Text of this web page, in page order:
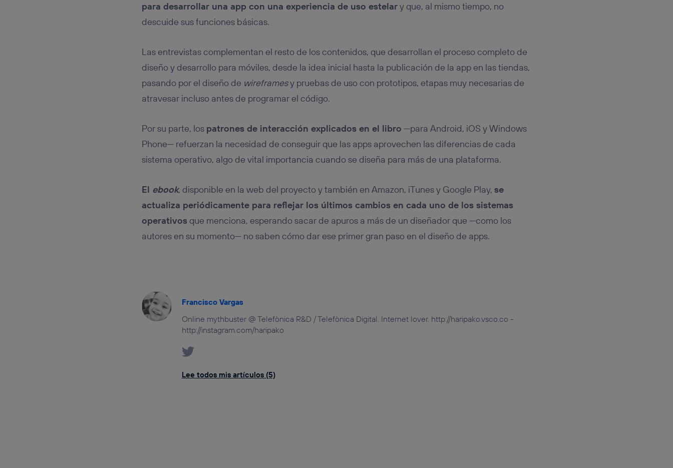
para desarrollar una app con una experiencia de uso estelary que, al mismo tiempo, no
descuide sus funciones básicas.
Las entrevistas complementan el resto de los contenidos, que desarrollan el proceso completo de
diseño y desarrollo para móviles, desde la idea inicial hasta la publicación de la app en las tiendas,
pasando por el diseño de wireframesy pruebas de uso con prototipos, etapas muy necesarias de
atravesar incluso antes de programar el código.
Por su parte, los patrones de interacción explicados en el libro —para Android, iOS y Windows
Phone— refuerzan la necesidad de conseguir que las apps aprovechen las diferencias de cada
sistema operativo, algo de vital importancia cuando se diseña para más de una plataforma.
El ebook, disponible en la web del proyecto y también en Amazon, iTunes y Google Play, se
actualiza periódicamente para reflejar los últimos cambios en cada uno de los sistemas
operativosque menciona, esperando sacar de apuros a más de un diseñador que —como los
autores en su momento— no saben cómo dar ese primer gran paso en el diseño de apps.
Francisco Vargas
Online mythbuster @ Telefònica R&D / Telefònica Digital. Internet lover. http://haripako.vsco.co -
http://instagram.com/haripako
Lee todos mis artículos (5)